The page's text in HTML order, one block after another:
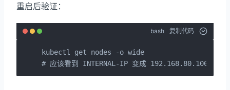
重启后验证：
bash 复制代码
kubectl get nodes -o wide
# 应该看到 INTERNAL-IP 变成 192.168.80.100